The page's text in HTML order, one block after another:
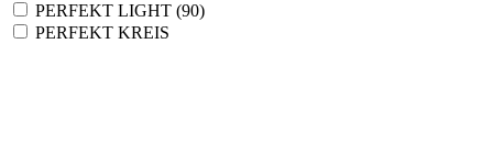
PERFEKT LIGHT (90)
PERFEKT KREIS